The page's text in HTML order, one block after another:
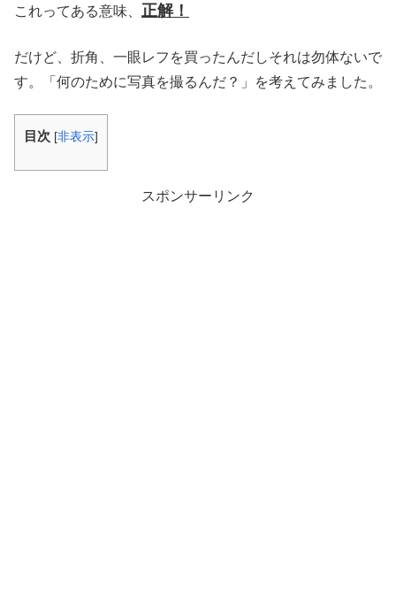
これってある意味、 正解！
だけど、折角、一眼レフを買ったんだしそれは勿体ないで
す。「何のために写真を撮るんだ？」を考えてみました。
目次 [非表示]
スポンサーリンク